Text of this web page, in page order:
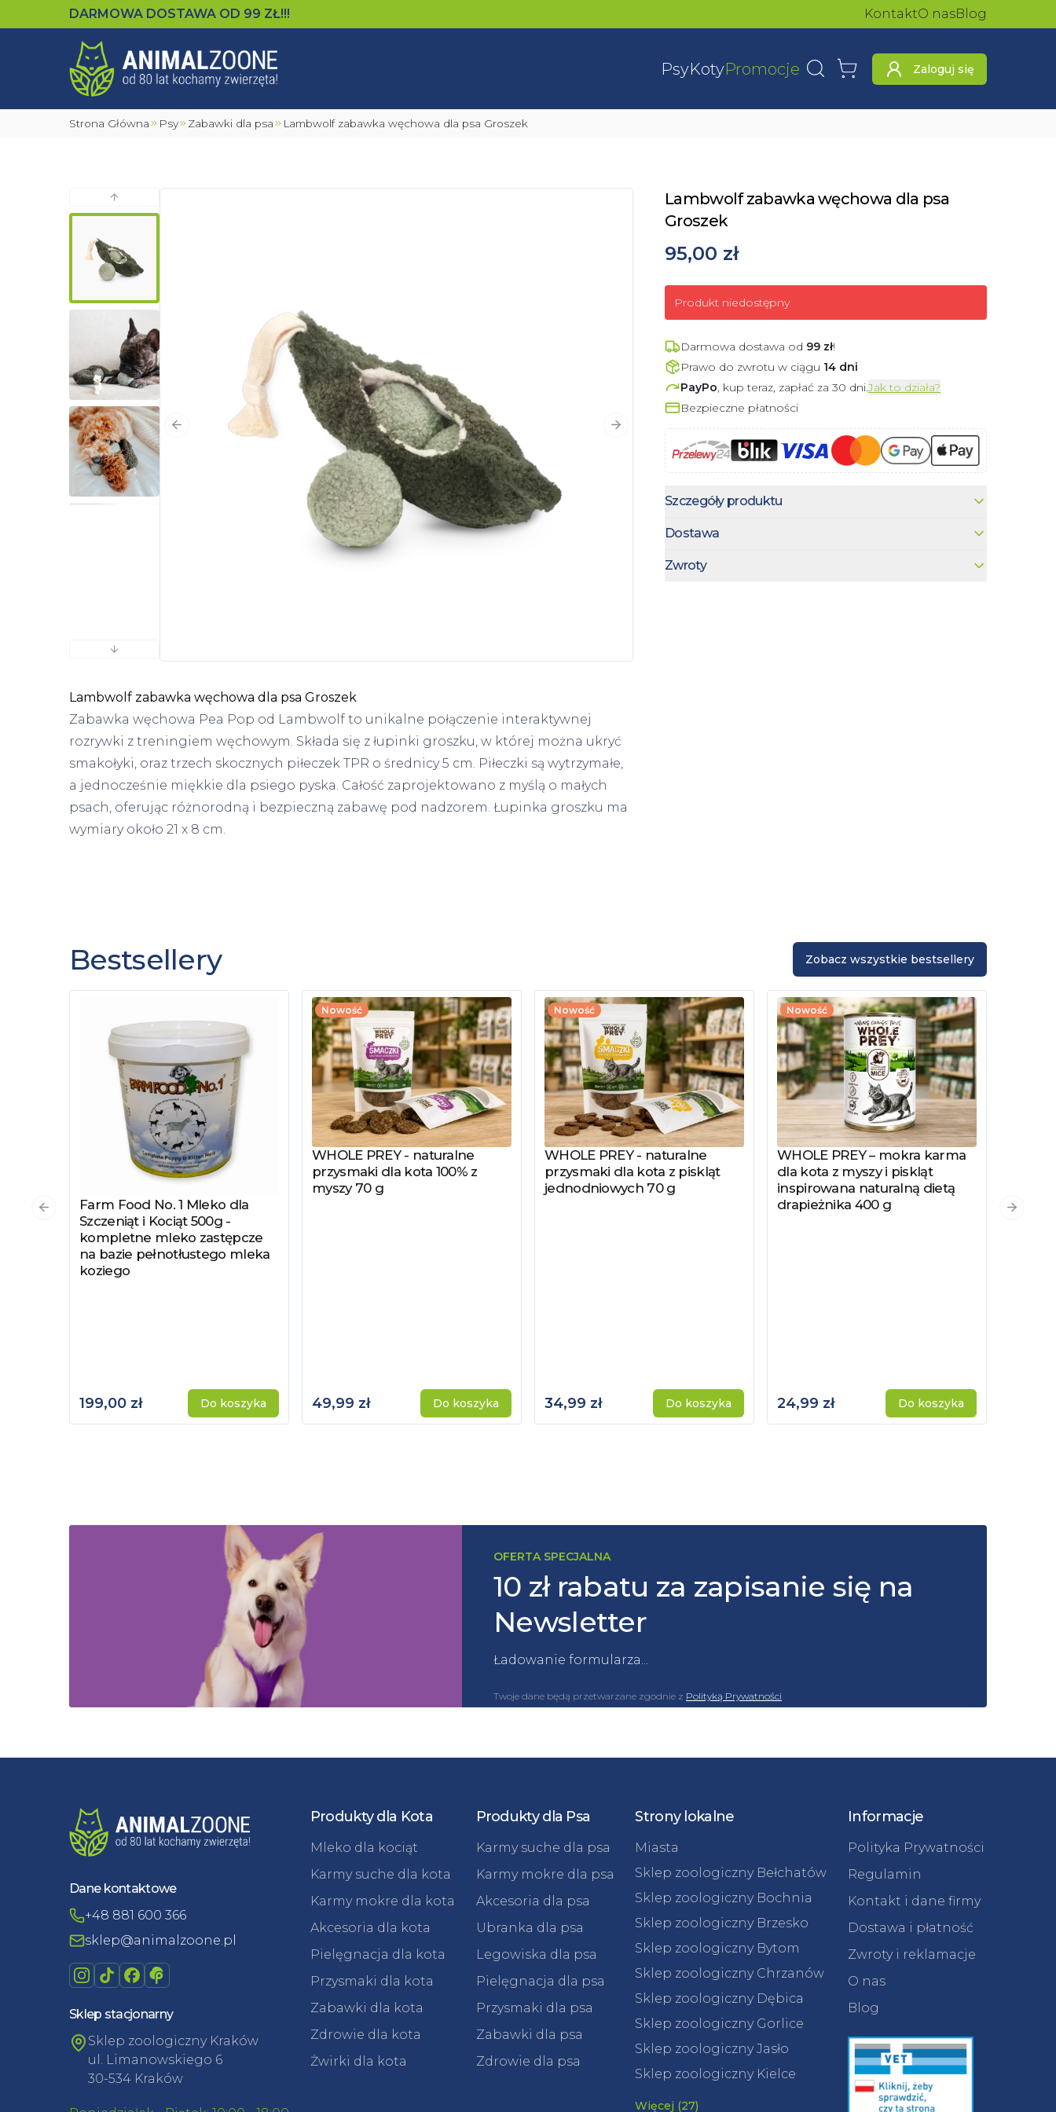
DARMOWA DOSTAWA OD 99 ZŁ!!! KontaktO nasBlog
PsyKotyPromocje WyszukajKoszyk Zaloguj się
Strona Główna Psy Zabawki dla psa Lambwolf zabawka węchowa dla psa Groszek
Poprzedni slajd
Następny slajd
Poprzedni slajd Następny slajd
Lambwolf zabawka węchowa dla psa
Groszek
95,00 zł
Produkt niedostępny
Darmowa dostawa od 99 zł!
Prawo do zwrotu w ciągu 14 dni
PayPo, kup teraz, zapłać za 30 dni.Jak to działa?
Bezpieczne płatności
Szczegóły produktu
Dostawa
Zwroty
Lambwolf zabawka węchowa dla psa Groszek
Zabawka węchowa Pea Pop od Lambwolf to unikalne połączenie interaktywnej
rozrywki z treningiem węchowym. Składa się z łupinki groszku, w której można ukryć
smakołyki, oraz trzech skocznych piłeczek TPR o średnicy 5 cm. Piłeczki są wytrzymałe,
a jednocześnie miękkie dla psiego pyska. Całość zaprojektowano z myślą o małych
psach, oferując różnorodną i bezpieczną zabawę pod nadzorem. Łupinka groszku ma
wymiary około 21 x 8 cm.
Bestsellery Zobacz wszystkie bestsellery
Zobacz produkt
Farm Food No. 1 Mleko dla
Szczeniąt i Kociąt 500g -
kompletne mleko zastępcze
na bazie pełnotłustego mleka
koziego
199,00 zł Do koszyka
Nowość
Zobacz produkt
WHOLE PREY - naturalne
przysmaki dla kota 100% z
myszy 70 g
49,99 zł Do koszyka
Nowość
Zobacz produkt
WHOLE PREY - naturalne
przysmaki dla kota z piskląt
jednodniowych 70 g
34,99 zł Do koszyka
Nowość
Zobacz produkt
WHOLE PREY – mokra karma
dla kota z myszy i piskląt
inspirowana naturalną dietą
drapieżnika 400 g
24,99 zł Do koszyka
Poprzedni slajd
OFERTA SPECJALNA
10 zł rabatu za zapisanie się na
Newsletter
Ładowanie formularza...
Twoje dane będą przetwarzane zgodnie z Polityką Prywatności
Dane kontaktowe
+48 881 600 366
sklep@animalzoone.pl
Sklep stacjonarny
Sklep zoologiczny Kraków
ul. Limanowskiego 6
30-534 Kraków
Produkty dla Kota
Mleko dla kociąt
Karmy suche dla kota
Karmy mokre dla kota
Akcesoria dla kota
Pielęgnacja dla kota
Przysmaki dla kota
Zabawki dla kota
Zdrowie dla kota
Żwirki dla kota
Produkty dla Psa
Karmy suche dla psa
Karmy mokre dla psa
Akcesoria dla psa
Ubranka dla psa
Legowiska dla psa
Pielęgnacja dla psa
Przysmaki dla psa
Zabawki dla psa
Zdrowie dla psa
Strony lokalne
Miasta
Sklep zoologiczny Bełchatów
Sklep zoologiczny Bochnia
Sklep zoologiczny Brzesko
Sklep zoologiczny Bytom
Sklep zoologiczny Chrzanów
Sklep zoologiczny Dębica
Sklep zoologiczny Gorlice
Sklep zoologiczny Jasło
Sklep zoologiczny Kielce
Więcej (27)
Informacje
Polityka Prywatności
Regulamin
Kontakt i dane firmy
Dostawa i płatność
Zwroty i reklamacje
O nas
Blog